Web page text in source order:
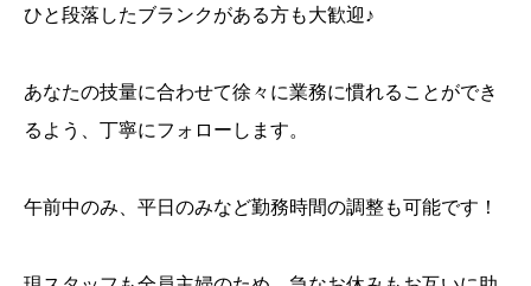
ひと段落したブランクがある方も大歓迎♪
あなたの技量に合わせて徐々に業務に慣れることができ
るよう、丁寧にフォローします。
午前中のみ、平日のみなど勤務時間の調整も可能です！